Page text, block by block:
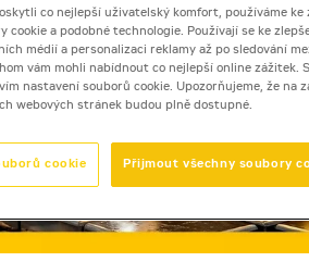
co nejlepší uživatelský komfort, používáme ke
cookie a podobné technologie. Používají se ke
médií a personalizaci reklamy až po sledování
vám mohli nabídnout co nejlepší online zážitek.
nastavení souborů cookie. Upozorňujeme, že na
webových stránek budou plně dostupné.
Přijmout všechny soubory
cookie